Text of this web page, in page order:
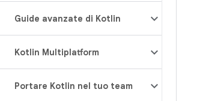
Guide avanzate di Kotlin
Kotlin Multiplatform
Portare Kotlin nel tuo team